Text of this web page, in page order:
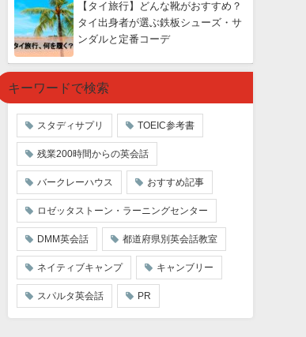
【タイ旅行】どんな靴がおすすめ？
タイ出身者が選ぶ鉄板シューズ・サ
ンダルと定番コーデ
キーワードで検索
スタディサプリ TOEIC参考書
残業200時間からの英会話
バークレーハウス おすすめ記事
ロゼッタストーン・ラーニングセンター
DMM英会話 都道府県別英会話教室
ネイティブキャンプ キャンブリー
スパルタ英会話 PR